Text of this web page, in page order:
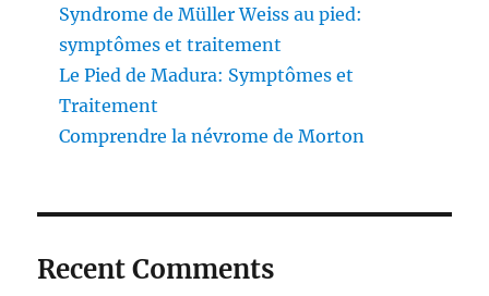
Syndrome de Müller Weiss au pied:
symptômes et traitement
Le Pied de Madura: Symptômes et
Traitement
Comprendre la névrome de Morton
Recent Comments